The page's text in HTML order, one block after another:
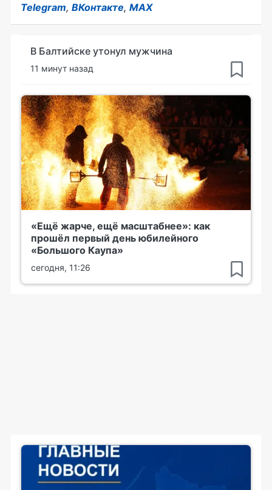
Telegram, ВКонтакте, MAX
В Балтийске утонул мужчина
11 минут назад
«Ещё жарче, ещё масштабнее»: как
прошёл первый день юбилейного
«Большого Каупа»
сегодня, 11:26